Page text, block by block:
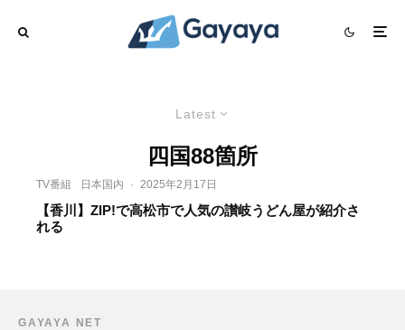
Latest
四国88箇所
TV番組 日本国内 · 2025年2月17日
【香川】ZIP!で高松市で人気の讃岐うどん屋が紹介さ
れる
GAYAYA NET